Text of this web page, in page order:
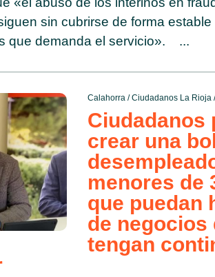
sin cubrirse de forma
que demanda el servicio». ...
Calahorra/Ciudadanos La Rioja
Ciudadanos
crear una
menores de
que puedan
de negocios
tengan